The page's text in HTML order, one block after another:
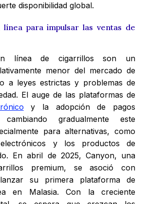
disponibilidad global.
para impulsar las ventas de
línea de cigarrillos son un
menor del mercado de
a leyes estrictas y problemas de
El auge de las plataformas de
y la adopción de pagos
gradualmente este
para alternativas, como
y los productos de
En abril de 2025, Canyon, una
premium, se asoció con
su primera plataforma de
en Malasia. Con la creciente